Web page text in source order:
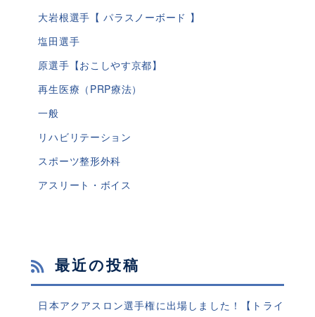
大岩根選手【 パラスノーボード 】
塩田選手
原選手【おこしやす京都】
再生医療（PRP療法）
一般
リハビリテーション
スポーツ整形外科
アスリート・ボイス
最近の投稿
日本アクアスロン選手権に出場しました！【トライ